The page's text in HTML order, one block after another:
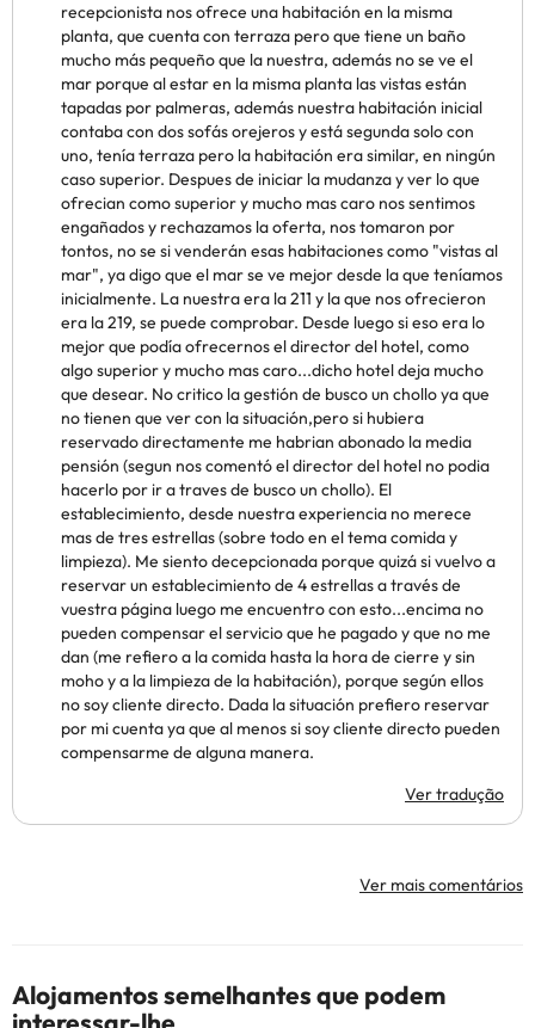
recepcionista nos ofrece una habitación en la misma
planta, que cuenta con terraza pero que tiene un baño
mucho más pequeño que la nuestra, además no se ve el
mar porque al estar en la misma planta las vistas están
tapadas por palmeras, además nuestra habitación inicial
contaba con dos sofás orejeros y está segunda solo con
uno, tenía terraza pero la habitación era similar, en ningún
caso superior. Despues de iniciar la mudanza y ver lo que
ofrecian como superior y mucho mas caro nos sentimos
engañados y rechazamos la oferta, nos tomaron por
tontos, no se si venderán esas habitaciones como "vistas al
mar", ya digo que el mar se ve mejor desde la que teníamos
inicialmente. La nuestra era la 211 y la que nos ofrecieron
era la 219, se puede comprobar. Desde luego si eso era lo
mejor que podía ofrecernos el director del hotel, como
algo superior y mucho mas caro...dicho hotel deja mucho
que desear. No critico la gestión de busco un chollo ya que
no tienen que ver con la situación,pero si hubiera
reservado directamente me habrian abonado la media
pensión (segun nos comentó el director del hotel no podia
hacerlo por ir a traves de busco un chollo). El
establecimiento, desde nuestra experiencia no merece
mas de tres estrellas (sobre todo en el tema comida y
limpieza). Me siento decepcionada porque quizá si vuelvo a
reservar un establecimiento de 4 estrellas a través de
vuestra página luego me encuentro con esto...encima no
pueden compensar el servicio que he pagado y que no me
dan (me refiero a la comida hasta la hora de cierre y sin
moho y a la limpieza de la habitación), porque según ellos
no soy cliente directo. Dada la situación prefiero reservar
por mi cuenta ya que al menos si soy cliente directo pueden
compensarme de alguna manera.
Ver tradução
Ver mais comentários
Alojamentos semelhantes que podem